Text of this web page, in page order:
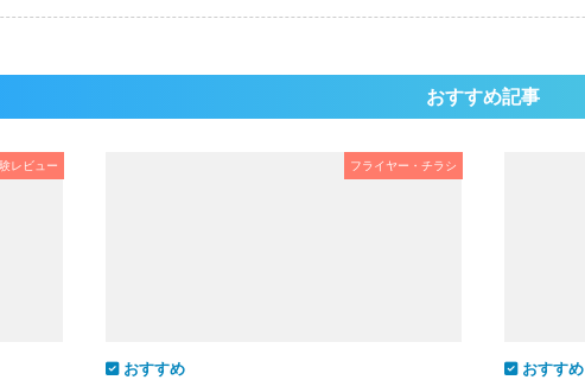
おすすめ記事
レビュー フライヤー・チラシ
おすすめ おすすめ